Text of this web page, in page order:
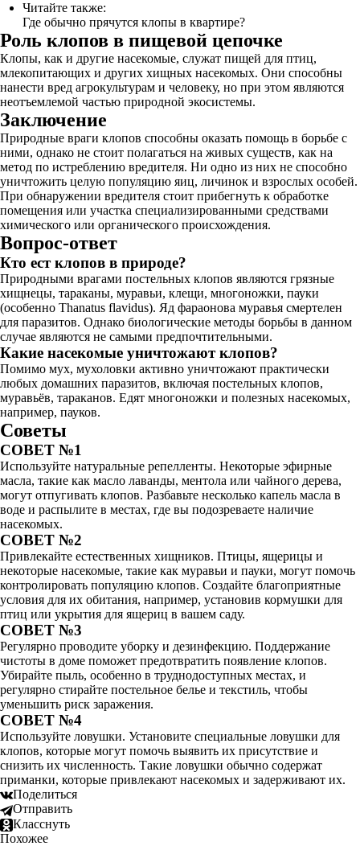
Читайте также:
Где обычно прячутся клопы в квартире?
Роль клопов в пищевой цепочке
Клопы, как и другие насекомые, служат пищей для птиц,
млекопитающих и других хищных насекомых. Они способны
нанести вред агрокультурам и человеку, но при этом являются
неотъемлемой частью природной экосистемы.
Заключение
Природные враги клопов способны оказать помощь в борьбе с
ними, однако не стоит полагаться на живых существ, как на
метод по истреблению вредителя. Ни одно из них не способно
уничтожить целую популяцию яиц, личинок и взрослых особей.
При обнаружении вредителя стоит прибегнуть к обработке
помещения или участка специализированными средствами
химического или органического происхождения.
Вопрос-ответ
Кто ест клопов в природе?
Природными врагами постельных клопов являются грязные
хищнецы, тараканы, муравьи, клещи, многоножки, пауки
(особенно Thanatus flavidus). Яд фараонова муравья смертелен
для паразитов. Однако биологические методы борьбы в данном
случае являются не самыми предпочтительными.
Какие насекомые уничтожают клопов?
Помимо мух, мухоловки активно уничтожают практически
любых домашних паразитов, включая постельных клопов,
муравьёв, тараканов. Едят многоножки и полезных насекомых,
например, пауков.
Советы
СОВЕТ №1
Используйте натуральные репелленты. Некоторые эфирные
масла, такие как масло лаванды, ментола или чайного дерева,
могут отпугивать клопов. Разбавьте несколько капель масла в
воде и распылите в местах, где вы подозреваете наличие
насекомых.
СОВЕТ №2
Привлекайте естественных хищников. Птицы, ящерицы и
некоторые насекомые, такие как муравьи и пауки, могут помочь
контролировать популяцию клопов. Создайте благоприятные
условия для их обитания, например, установив кормушки для
птиц или укрытия для ящериц в вашем саду.
СОВЕТ №3
Регулярно проводите уборку и дезинфекцию. Поддержание
чистоты в доме поможет предотвратить появление клопов.
Убирайте пыль, особенно в труднодоступных местах, и
регулярно стирайте постельное белье и текстиль, чтобы
уменьшить риск заражения.
СОВЕТ №4
Используйте ловушки. Установите специальные ловушки для
клопов, которые могут помочь выявить их присутствие и
снизить их численность. Такие ловушки обычно содержат
приманки, которые привлекают насекомых и задерживают их.
Поделиться
Отправить
Класснуть
Похожее